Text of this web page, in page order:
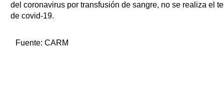
del coronavirus por transfusión de sangre, no se realiza el
de covid-19.
Fuente: CARM